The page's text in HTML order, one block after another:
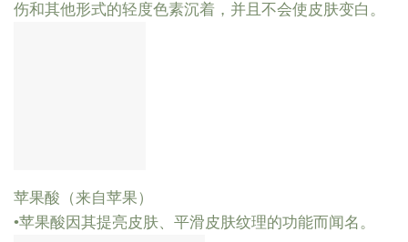
伤和其他形式的轻度色素沉着，并且不会使皮肤变白。
苹果酸（来自苹果）
•苹果酸因其提亮皮肤、平滑皮肤纹理的功能而闻名。